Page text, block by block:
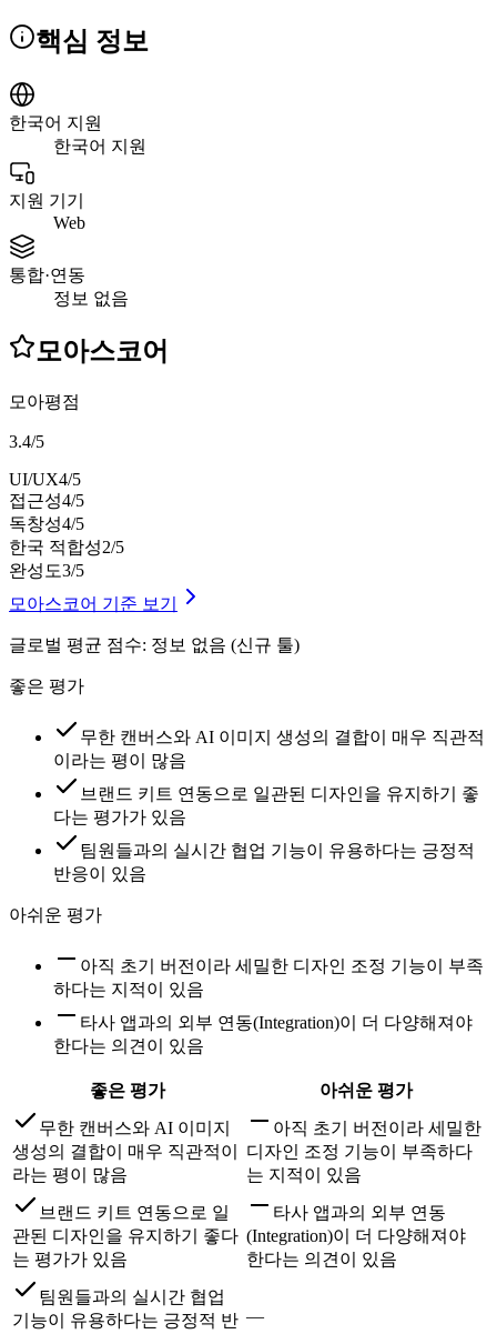
핵심 정보
한국어 지원
한국어 지원
지원 기기
Web
통합·연동
정보 없음
모아스코어
모아평점
3.4/5
UI/UX4/5
접근성4/5
독창성4/5
한국 적합성2/5
완성도3/5
모아스코어 기준 보기
글로벌 평균 점수: 정보 없음 (신규 툴)
좋은 평가
무한 캔버스와 AI 이미지 생성의 결합이 매우 직관적
이라는 평이 많음
브랜드 키트 연동으로 일관된 디자인을 유지하기 좋
다는 평가가 있음
팀원들과의 실시간 협업 기능이 유용하다는 긍정적
반응이 있음
아쉬운 평가
아직 초기 버전이라 세밀한 디자인 조정 기능이 부족
하다는 지적이 있음
타사 앱과의 외부 연동(Integration)이 더 다양해져야
한다는 의견이 있음
좋은 평가
아쉬운 평가
무한 캔버스와 AI 이미지
생성의 결합이 매우 직관적이
라는 평이 많음
아직 초기 버전이라 세밀한
디자인 조정 기능이 부족하다
는 지적이 있음
브랜드 키트 연동으로 일
관된 디자인을 유지하기 좋다
는 평가가 있음
타사 앱과의 외부 연동
(Integration)이 더 다양해져야
한다는 의견이 있음
팀원들과의 실시간 협업
기능이 유용하다는 긍정적 반 —